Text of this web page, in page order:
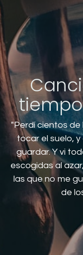
"Perdí cientos de
tocar el suelo,
guardar. Y vi
escogidas al
las que no me
de